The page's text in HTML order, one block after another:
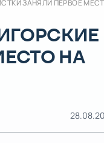
ЗАНЯЛИ ПЕРВОЕ
НА